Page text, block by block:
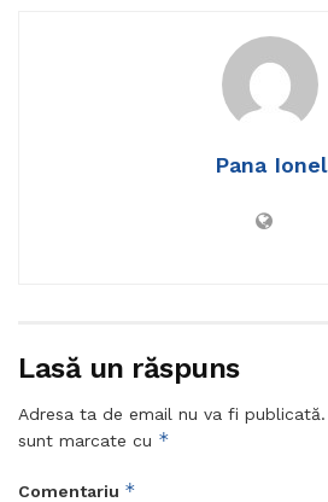
Pana Ionel
Lasă un răspuns
Adresa ta de email nu va fi publicată.
sunt marcate cu *
Comentariu *